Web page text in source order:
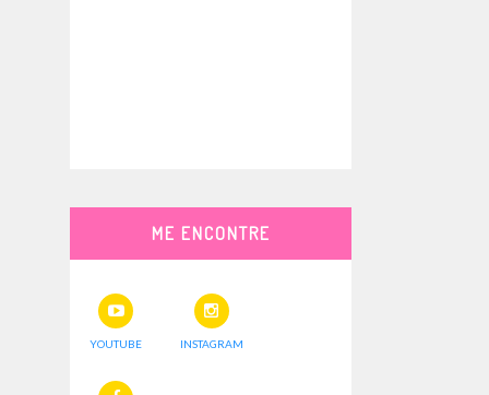
ME ENCONTRE
YOUTUBE INSTAGRAM